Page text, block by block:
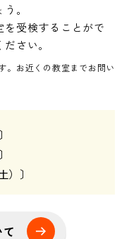
。
受検することがで
さい。
。お近くの教室までお問い
）〕
て